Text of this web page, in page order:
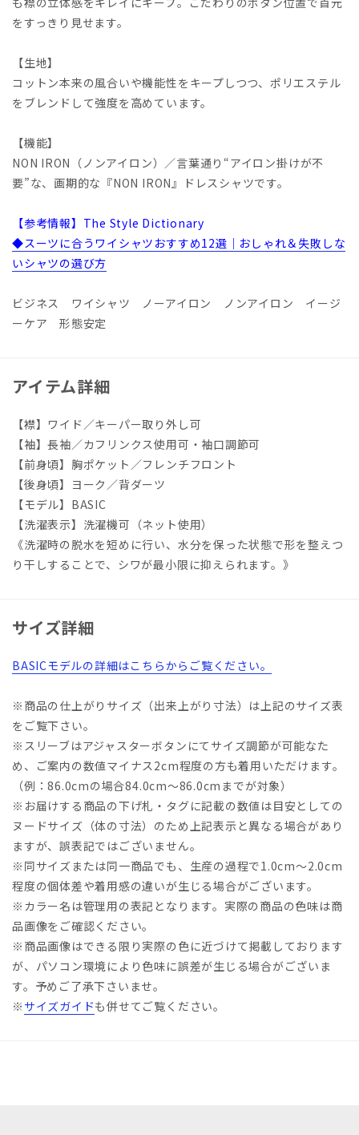
をすっきり見せます。
【生地】
コットン本来の風合いや機能性をキープしつつ、ポリエステル
をブレンドして強度を高めています。
【機能】
NON IRON（ノンアイロン）／言葉通り“アイロン掛けが不
要”な、画期的な『NON IRON』ドレスシャツです。
【参考情報】The Style Dictionary
◆スーツに合うワイシャツおすすめ12選｜おしゃれ＆失敗しな
いシャツの選び方
ビジネス ワイシャツ ノーアイロン ノンアイロン イージ
ーケア 形態安定
アイテム詳細
【襟】ワイド／キーパー取り外し可
【袖】長袖／カフリンクス使用可・袖口調節可
【前身頃】胸ポケット／フレンチフロント
【後身頃】ヨーク／背ダーツ
【モデル】BASIC
【洗濯表示】洗濯機可（ネット使用）
《洗濯時の脱水を短めに行い、水分を保った状態で形を整えつ
り干しすることで、シワが最小限に抑えられます。》
サイズ詳細
BASICモデルの詳細はこちらからご覧ください。
※商品の仕上がりサイズ（出来上がり寸法）は上記のサイズ表
をご覧下さい。
※スリーブはアジャスターボタンにてサイズ調節が可能なた
め、ご案内の数値マイナス2cm程度の方も着用いただけます。
（例：86.0cmの場合84.0cm～86.0cmまでが対象）
※お届けする商品の下げ札・タグに記載の数値は目安としての
ヌードサイズ（体の寸法）のため上記表示と異なる場合があり
ますが、誤表記ではございません。
※同サイズまたは同一商品でも、生産の過程で1.0cm～2.0cm
程度の個体差や着用感の違いが生じる場合がございます。
※カラー名は管理用の表記となります。実際の商品の色味は商
品画像をご確認ください。
※商品画像はできる限り実際の色に近づけて掲載しております
が、パソコン環境により色味に誤差が生じる場合がございま
す。予めご了承下さいませ。
※ サイズガイドも併せてご覧ください。